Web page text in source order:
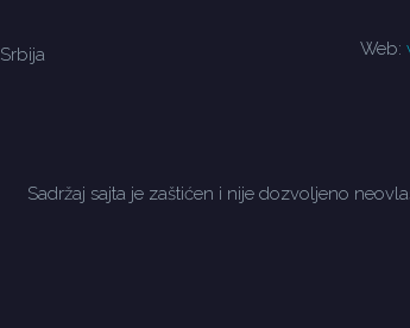
Srbija Web:
Sadržaj sajta je zaštićen i nije dozvoljeno